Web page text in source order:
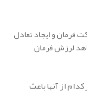
فرمان و ایجاد تعادل
لرزش فرمان
از آنها باعث